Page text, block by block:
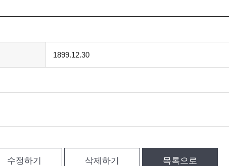
1899.12.30
수정하기 삭제하기 목록으로